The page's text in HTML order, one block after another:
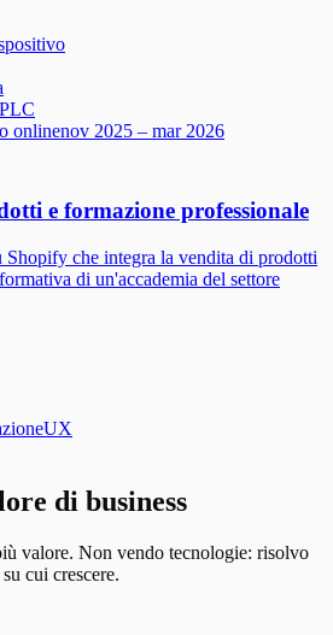
PLC
onlinenov 2025 – mar 2026
e formazione professionale
Shopify che integra la vendita di prodotti
di un'accademia del settore
UX
di business
valore. Non vendo tecnologie: risolvo
cui crescere.